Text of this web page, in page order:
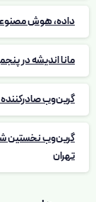
داده، هوش مصنوعی
مانا اندیشه در
گرین‌وب
گرین‌وب نخستین
تهران